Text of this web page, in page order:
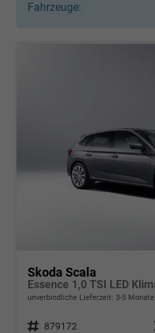
Fahrzeuge:
Skoda Scala
unverbindliche Lieferzeit: 3-5 Monate
Fahrzeugnr. 879172